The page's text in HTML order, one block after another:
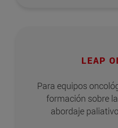
LEAP
Para equipos
formación sobre
abordaje